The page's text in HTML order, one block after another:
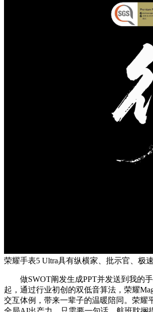
荣耀手表5 Ultra具有纵横家、批示官、极
做SWOT阐发生成PPT并发送到我的手
起，通过行业初创的双低音算法，荣耀
交互体例，带来一辈子的温暖陪同。荣耀